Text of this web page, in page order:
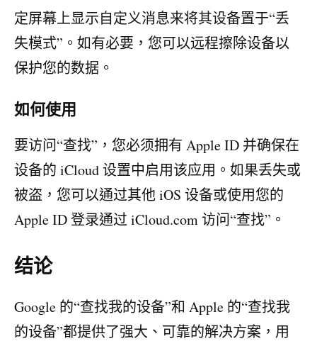
定屏幕上显示自定义消息来将其设备置于“丢
失模式”。如有必要，您可以远程擦除设备以
保护您的数据。
如何使用
要访问“查找”，您必须拥有 Apple ID 并确保在
设备的 iCloud 设置中启用该应用。如果丢失或
被盗，您可以通过其他 iOS 设备或使用您的
Apple ID 登录通过 iCloud.com 访问“查找”。
结论
Google 的“查找我的设备”和 Apple 的“查找我
的设备”都提供了强大、可靠的解决方案，用